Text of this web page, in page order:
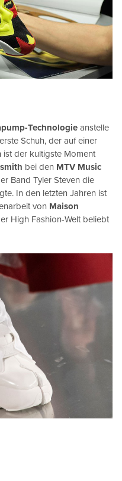
Technologie anstelle
Schuh, der auf einer
ist der kultigste Moment
bei den MTV Music
Band Tyler Steven die
In den letzten Jahren ist
von Maison
High Fashion-Welt beliebt